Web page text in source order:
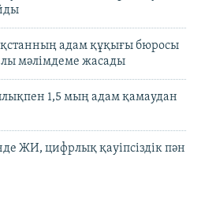
адам құқығы бюросы
мәлімдеме жасады
1,5 мың адам қамаудан
ЖИ, цифрлық қауіпсіздік пән